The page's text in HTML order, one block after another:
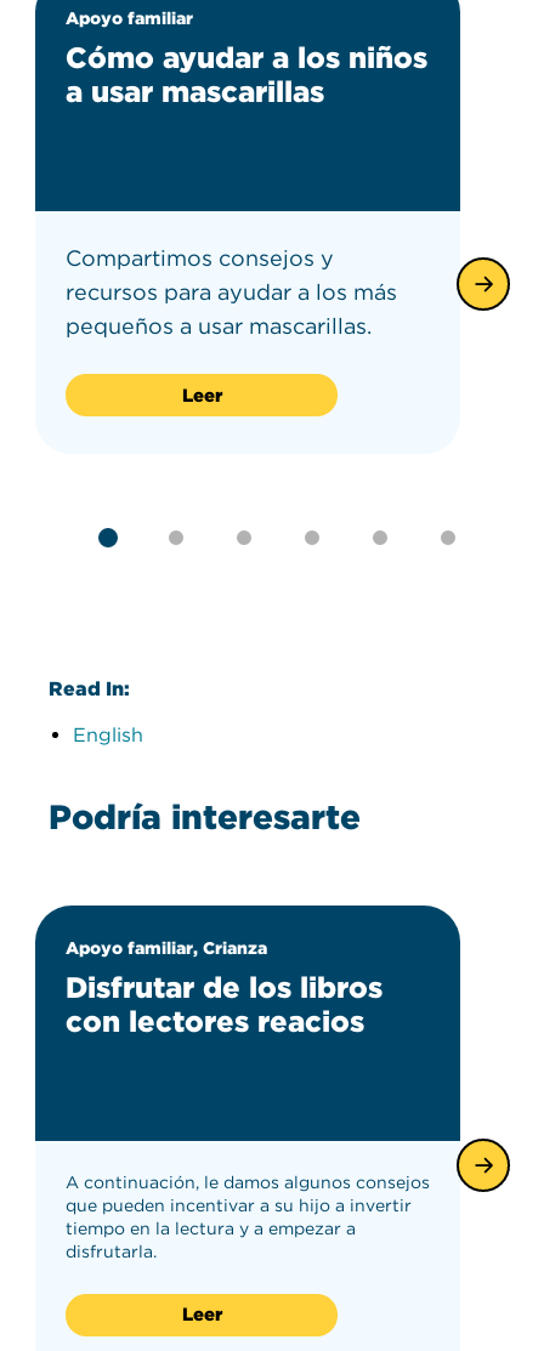
Apoyo familiar
Cómo ayudar a los niños
a usar mascarillas
Compartimos consejos y
recursos para ayudar a los más
pequeños a usar mascarillas.
Leer
Read In:
English
Podría interesarte
Apoyo familiar, Crianza
Disfrutar de los libros
con lectores reacios
A continuación, le damos algunos consejos
que pueden incentivar a su hijo a invertir
tiempo en la lectura y a empezar a
disfrutarla.
Leer